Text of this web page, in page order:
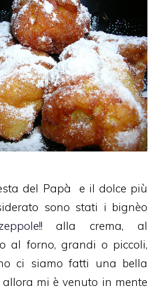
del Papà e il dolce più
sono stati i bignèo
!! alla crema, al
al forno, grandi o piccoli,
ci siamo fatti una bella
mi è venuto in mente